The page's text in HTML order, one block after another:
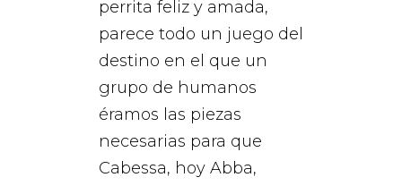
perrita feliz y amada,
parece todo un juego del
destino en el que un
grupo de humanos
éramos las piezas
necesarias para que
Cabessa, hoy Abba,